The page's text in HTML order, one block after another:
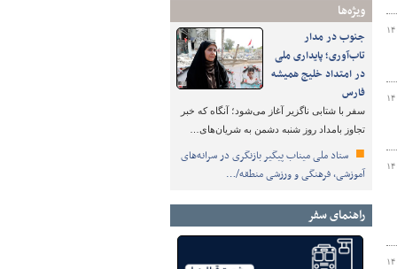
ویژه‌ها
جنوب در مدار
تاب‌آوری؛ پایداری ملی
در امتداد خلیج همیشه
فارس
سفر با شتابی ناگزیر آغاز می‌شود؛ آنگاه که خبر
تجاوز بامداد روز شنبه دشمن به شریان‌های…
ستاد ملی میناب پیگیر بازنگری در سرانه‌های
آموزشی، فرهنگی و ورزشی منطقه/…
راهنمای سفر